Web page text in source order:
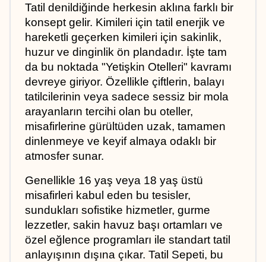
Tatil denildiğinde herkesin aklına farklı bir
konsept gelir. Kimileri için tatil enerjik ve
hareketli geçerken kimileri için sakinlik,
huzur ve dinginlik ön plandadır. İşte tam
da bu noktada "Yetişkin Otelleri" kavramı
devreye giriyor. Özellikle çiftlerin, balayı
tatilcilerinin veya sadece sessiz bir mola
arayanların tercihi olan bu oteller,
misafirlerine gürültüden uzak, tamamen
dinlenmeye ve keyif almaya odaklı bir
atmosfer sunar.
Genellikle 16 yaş veya 18 yaş üstü
misafirleri kabul eden bu tesisler,
sundukları sofistike hizmetler, gurme
lezzetler, sakin havuz başı ortamları ve
özel eğlence programları ile standart tatil
anlayışının dışına çıkar. Tatil Sepeti, bu